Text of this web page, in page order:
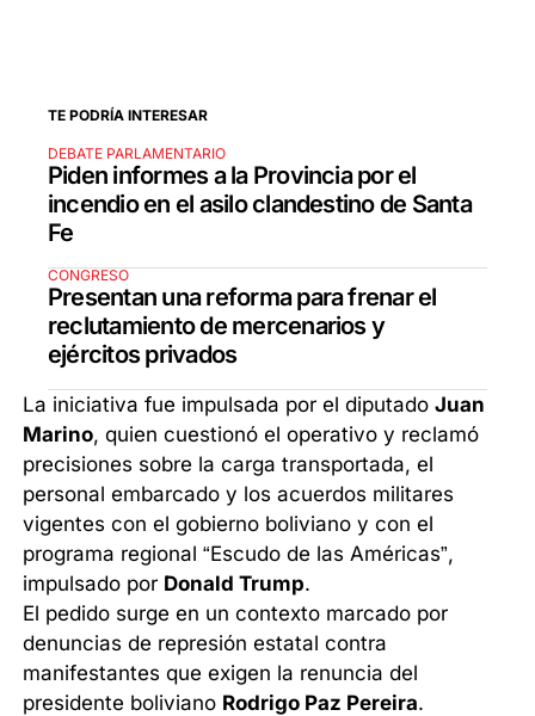
TE PODRÍA INTERESAR
DEBATE PARLAMENTARIO
Piden informes a la Provincia por el
incendio en el asilo clandestino de Santa
Fe
CONGRESO
Presentan una reforma para frenar el
reclutamiento de mercenarios y
ejércitos privados
La iniciativa fue impulsada por el diputadoJuan
Marino, quien cuestionó el operativo y reclamó
precisiones sobre la carga transportada, el
personal embarcado y los acuerdos militares
vigentes con el gobierno boliviano y con el
programa regional “Escudo de las Américas”,
impulsado por Donald Trump.
El pedido surge en un contexto marcado por
denuncias de represión estatal contra
manifestantes que exigen la renuncia del
presidente boliviano Rodrigo Paz Pereira.